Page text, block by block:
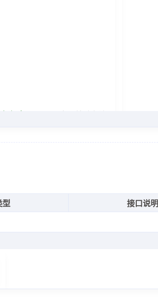
型 接口说明